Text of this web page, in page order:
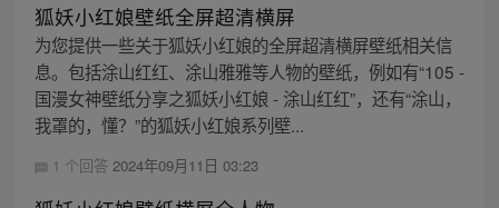
狐妖小红娘壁纸全屏超清横屏
为您提供一些关于狐妖小红娘的全屏超清横屏壁纸相关信
息。包括涂山红红、涂山雅雅等人物的壁纸，例如有“105 -
国漫女神壁纸分享之狐妖小红娘 - 涂山红红”，还有“涂山，
我罩的，懂？”的狐妖小红娘系列壁...
1 个回答 2024年09月11日 03:23